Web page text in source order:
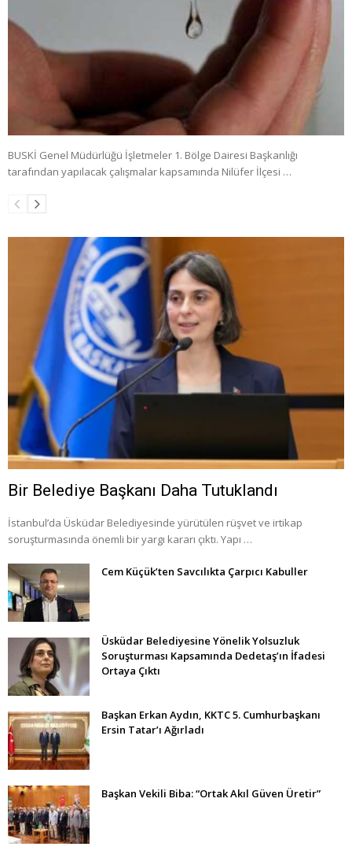
BUSKİ Genel Müdürlüğü İşletmeler 1. Bölge Dairesi Başkanlığı
tarafından yapılacak çalışmalar kapsamında Nilüfer İlçesi …
Bir Belediye Başkanı Daha Tutuklandı
İstanbul’da Üsküdar Belediyesinde yürütülen rüşvet ve irtikap
soruşturmasında önemli bir yargı kararı çıktı. Yapı …
Cem Küçük’ten Savcılıkta Çarpıcı Kabuller
Üsküdar Belediyesine Yönelik Yolsuzluk
Soruşturması Kapsamında Dedetaş’ın İfadesi
Ortaya Çıktı
Başkan Erkan Aydın, KKTC 5. Cumhurbaşkanı
Ersin Tatar’ı Ağırladı
Başkan Vekili Biba: “Ortak Akıl Güven Üretir”